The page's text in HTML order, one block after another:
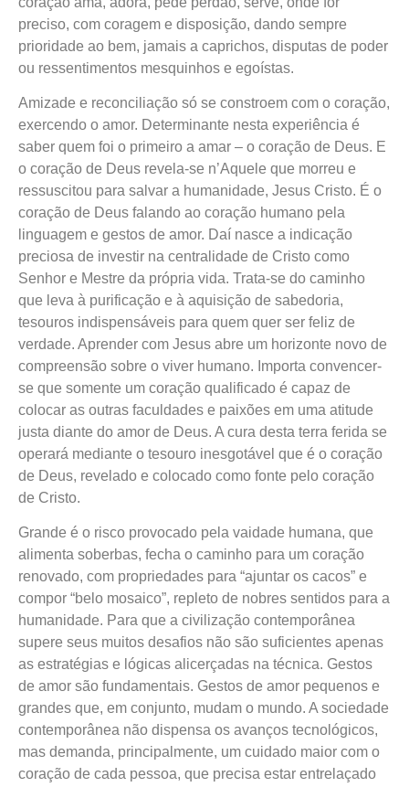
preciso, com coragem e disposição, dando sempre
prioridade ao bem, jamais a caprichos, disputas de poder
ou ressentimentos mesquinhos e egoístas.
Amizade e reconciliação só se constroem com o coração,
exercendo o amor. Determinante nesta experiência é
saber quem foi o primeiro a amar – o coração de Deus. E
o coração de Deus revela-se n’Aquele que morreu e
ressuscitou para salvar a humanidade, Jesus Cristo. É o
coração de Deus falando ao coração humano pela
linguagem e gestos de amor. Daí nasce a indicação
preciosa de investir na centralidade de Cristo como
Senhor e Mestre da própria vida. Trata-se do caminho
que leva à purificação e à aquisição de sabedoria,
tesouros indispensáveis para quem quer ser feliz de
verdade. Aprender com Jesus abre um horizonte novo de
compreensão sobre o viver humano. Importa convencer-
se que somente um coração qualificado é capaz de
colocar as outras faculdades e paixões em uma atitude
justa diante do amor de Deus. A cura desta terra ferida se
operará mediante o tesouro inesgotável que é o coração
de Deus, revelado e colocado como fonte pelo coração
de Cristo.
Grande é o risco provocado pela vaidade humana, que
alimenta soberbas, fecha o caminho para um coração
renovado, com propriedades para “ajuntar os cacos” e
compor “belo mosaico”, repleto de nobres sentidos para a
humanidade. Para que a civilização contemporânea
supere seus muitos desafios não são suficientes apenas
as estratégias e lógicas alicerçadas na técnica. Gestos
de amor são fundamentais. Gestos de amor pequenos e
grandes que, em conjunto, mudam o mundo. A sociedade
contemporânea não dispensa os avanços tecnológicos,
mas demanda, principalmente, um cuidado maior com o
coração de cada pessoa, que precisa estar entrelaçado